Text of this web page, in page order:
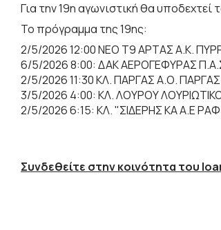
Για την 19η αγωνιστική θα υποδεχτεί
Το πρόγραμμα της 19ης:
2/5/2026 12:00 NEO Τ9 ΑΡΤΑΣ Α.Κ.
6/5/2026 8:00: ΔΑΚ ΑΕΡΟΓΕΦΥΡΑΣ
2/5/2026 11:30 ΚΛ. ΠΑΡΓΑΣ Α.Ο.
3/5/2026 4:00: ΚΛ. ΛΟΥΡΟΥ
2/5/2026 6:15: ΚΛ. "ΣΙΔΕΡΗΣ ΚΑ Α.Ε
Συνδεθείτε στην κοινότητα του